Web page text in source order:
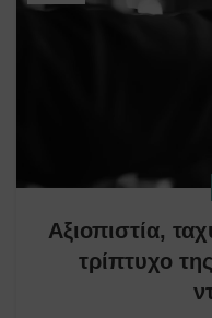
Αξιοπιστία,
τρίπτυχο